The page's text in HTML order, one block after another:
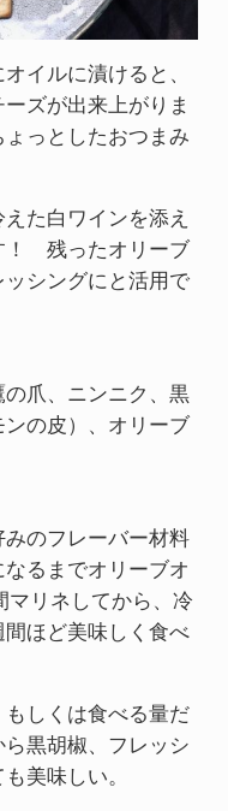
イルに漬けると、
ズが出来上がりま
っとしたおつまみ
た白ワインを添え
！ 残ったオリーブ
シングにと活用で
爪、ニンニク、黒
の皮）、オリーブ
のフレーバー材料
るまでオリーブオ
マリネしてから、冷
ほど美味しく食べ
しくは食べる量だ
黒胡椒、フレッシ
美味しい。